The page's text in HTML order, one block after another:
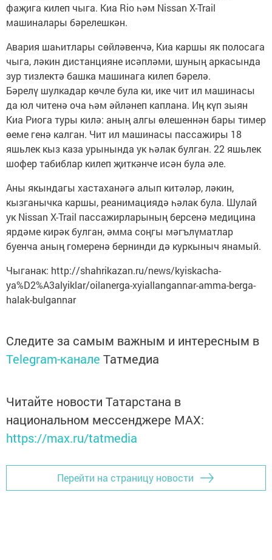
фаҗига килеп чыга. Киа Rio һәм Nissan X-Trail
машиналары бәрелешкән.
Авария шаһитлары сөйләвенчә, Киа каршы як полосага
чыга, ләкин дистанцияне исәпләми, шуның аркасында
зур тизлектә башка машинага килеп бәрелә.
Бәрелү шулкадар көчле була ки, ике чит ил машинасы
да юл читенә оча һәм әйләнеп каплана. Иң күп зыян
Киа Риога туры килә: аның алгы өлешеннән бары тимер
өеме генә калган. Чит ил машинасы пассажиры 18
яшьлек кыз каза урынында ук һәлак булган. 22 яшьлек
шофер табиблар килеп җиткәнче исән була әле.
Аны якындагы хастаханәгә алып китәләр, ләкин,
кызганычка каршы, реанимациядә һәлак була. Шулай
ук Nissan X-Trail пассажирларының берсенә медицина
ярдәме кирәк булган, әмма соңгы мәгълүматлар
буенча аның гомеренә бернинди дә куркыныч янамый.
Чыганак: http://shahrikazan.ru/news/kyiskacha-
ya%D2%A3alyiklar/oilanerga-xyiallangannar-amma-berga-
halak-bulgannar
Следите за самым важным и интересным в
Telegram-канале Татмедиа
Читайте новости Татарстана в
национальном мессенджере MАХ:
https://max.ru/tatmedia
Перейти на страницу новости